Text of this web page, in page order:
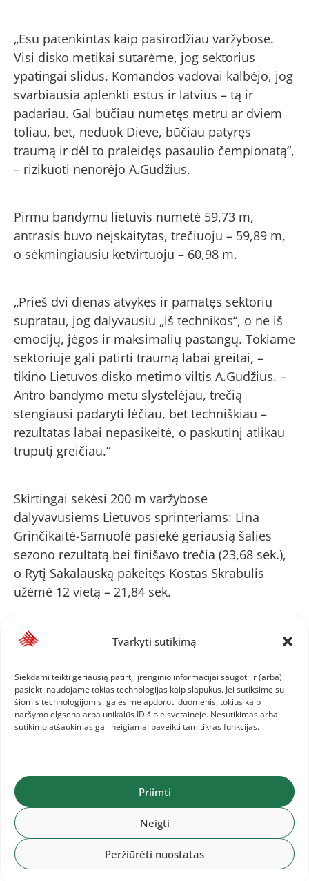
Tvarkyti sutikimą
Siekdami teikti geriausią patirtį, įrenginio informacijai saugoti ir (arba)
pasiekti naudojame tokias technologijas kaip slapukus. Jei sutiksime su
šiomis technologijomis, galėsime apdoroti duomenis, tokius kaip
naršymo elgsena arba unikalūs ID šioje svetainėje. Nesutikimas arba
sutikimo atšaukimas gali neigiamai paveikti tam tikras funkcijas.
Priimti
Neigti
Peržiūrėti nuostatas
„Esu patenkintas kaip pasirodžiau varžybose.
Visi disko metikai sutarėme, jog sektorius
ypatingai slidus. Komandos vadovai kalbėjo, jog
svarbiausia aplenkti estus ir latvius – tą ir
padariau. Gal būčiau numetęs metru ar dviem
toliau, bet, neduok Dieve, būčiau patyręs
traumą ir dėl to praleidęs pasaulio čempionatą“,
– rizikuoti nenorėjo A.Gudžius.
Pirmu bandymu lietuvis numetė 59,73 m,
antrasis buvo neįskaitytas, trečiuoju – 59,89 m,
o sėkmingiausiu ketvirtuoju – 60,98 m.
„Prieš dvi dienas atvykęs ir pamatęs sektorių
supratau, jog dalyvausiu „iš technikos“, o ne iš
emocijų, jėgos ir maksimalių pastangų. Tokiame
sektoriuje gali patirti traumą labai greitai, –
tikino Lietuvos disko metimo viltis A.Gudžius. –
Antro bandymo metu slystelėjau, trečią
stengiausi padaryti lėčiau, bet techniškiau –
rezultatas labai nepasikeitė, o paskutinį atlikau
truputį greičiau.“
Skirtingai sekėsi 200 m varžybose
dalyvavusiems Lietuvos sprinteriams: Lina
Grinčikaitė-Samuolė pasiekė geriausią šalies
sezono rezultatą bei finišavo trečia (23,68 sek.),
o Rytį Sakalauską pakeitęs Kostas Skrabulis
užėmė 12 vietą – 21,84 sek.
Svarbius taškus iškovojo stajeriai. 3000 m
rekordą – 8 min. 23,38 sek. – bei užėmė dešimtą
vietą. 5000 m moterų varžybose Rasa
Drazdauskaitė finišavo šešta, nors bėgimo metu
Šveicarijos atstovė Jasmin Widmer kelis kartus
„Vieta normali. Labai tvanku, sunku bėgti
tokiomis sąlygomis. Jau po poros kilometrų
apšilimo buvau šlapia lyg kokioje pirtyje. Tačiau
tai nėra pasiteisinimas, – sakė R.Drazdauskaitė.
– Šveicarijos sportininkė ant kulnų lipo ne vien